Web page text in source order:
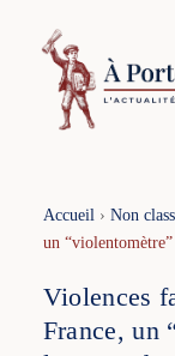
contenu
Accueil› Non
un
Violences
France, un